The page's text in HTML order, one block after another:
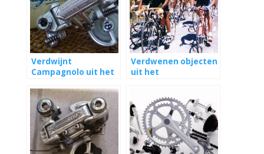
Verdwijnt
Campagnolo uit het
Verdwenen objecten
uit het